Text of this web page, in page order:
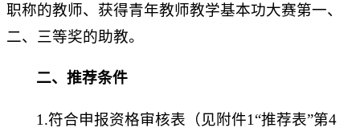
职称的教师、获得青年教师教学基本功大赛第一、
二、三等奖的助教。
二、推荐条件
1.符合申报资格审核表（见附件1“推荐表”第4